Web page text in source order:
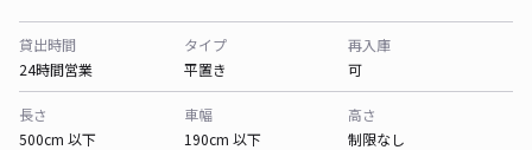
貸出時間
24時間営業
タイプ
平置き
再入庫
可
長さ
500cm 以下
車幅
190cm 以下
高さ
制限なし